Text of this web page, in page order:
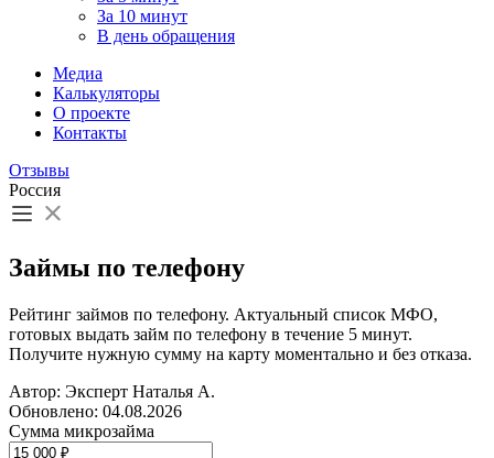
За 10 минут
В день обращения
Медиа
Калькуляторы
О проекте
Контакты
Отзывы
Россия
Займы по телефону
Рейтинг займов по телефону. Актуальный список МФО,
готовых выдать займ по телефону в течение 5 минут.
Получите нужную сумму на карту моментально и без отказа.
Автор: Эксперт Наталья А.
Обновлено: 04.08.2026
Сумма микрозайма